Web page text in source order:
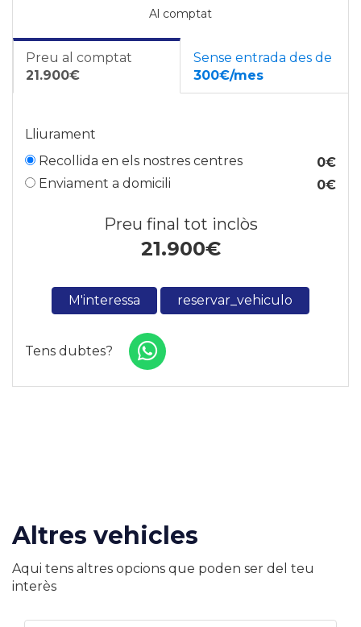
Al comptat
Preu al comptat
21.900€
Sense entrada des de
300€/mes
Lliurament
Recollida en els nostres centres
0€
Enviament a domicili
0€
Preu final tot inclòs
21.900€
M'interessa reservar_vehiculo
Tens dubtes?
Altres vehicles
Aqui tens altres opcions que poden ser del teu
interès